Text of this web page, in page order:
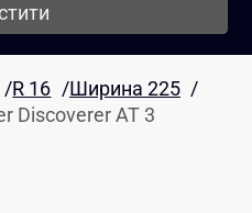
/R 16 /Ширина 225 /
Discoverer AT 3